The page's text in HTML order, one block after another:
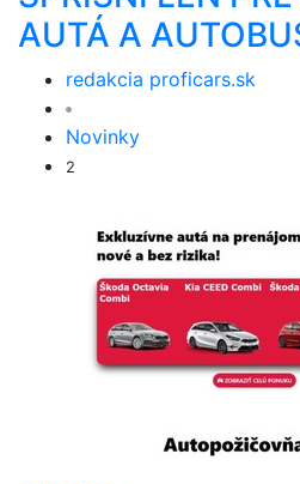
AUTÁ A
redakcia proficars.sk
Novinky
2